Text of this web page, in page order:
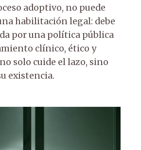
adoptivo, no puede
habilitación legal: debe
por una política pública
clínico, ético y
solo cuide el lazo, sino
existencia.